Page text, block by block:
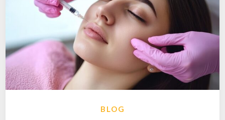
BLOG